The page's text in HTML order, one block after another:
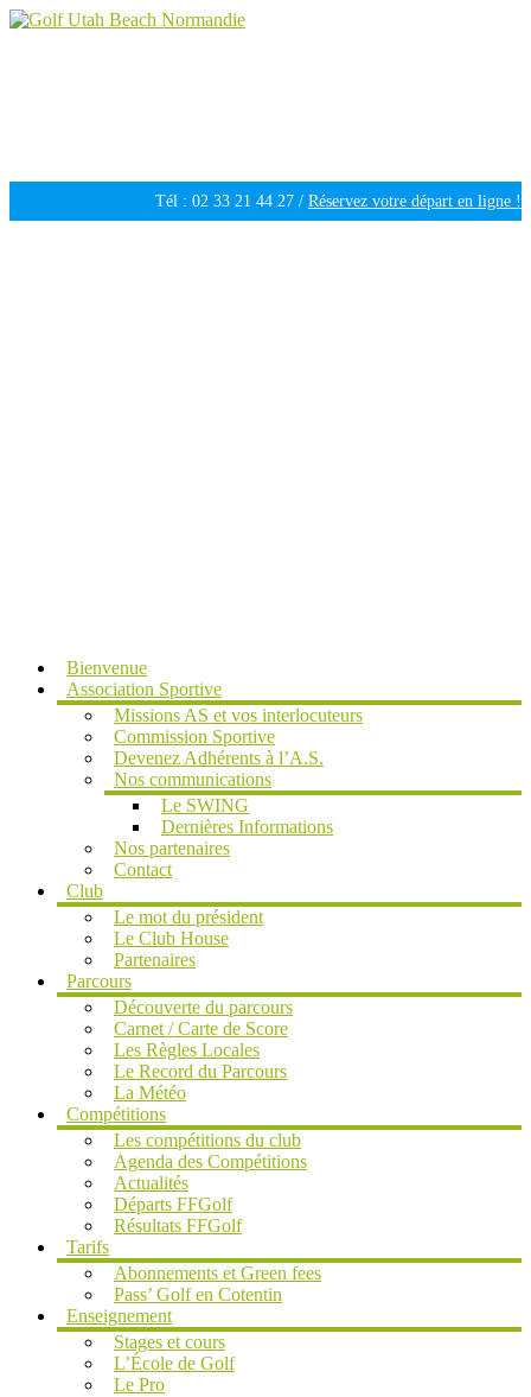
Tél : 02 33 21 44 27 / Réservez votre départ en ligne !
Bienvenue
Association Sportive
Missions AS et vos interlocuteurs
Commission Sportive
Devenez Adhérents à l’A.S.
Nos communications
Le SWING
Dernières Informations
Nos partenaires
Contact
Club
Le mot du président
Le Club House
Partenaires
Parcours
Découverte du parcours
Carnet / Carte de Score
Les Règles Locales
Le Record du Parcours
La Météo
Compétitions
Les compétitions du club
Agenda des Compétitions
Actualités
Départs FFGolf
Résultats FFGolf
Tarifs
Abonnements et Green fees
Pass’ Golf en Cotentin
Enseignement
Stages et cours
L’École de Golf
Le Pro